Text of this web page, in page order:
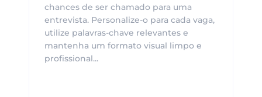
chances de ser chamado para uma
entrevista. Personalize-o para cada vaga,
utilize palavras-chave relevantes e
mantenha um formato visual limpo e
profissional...